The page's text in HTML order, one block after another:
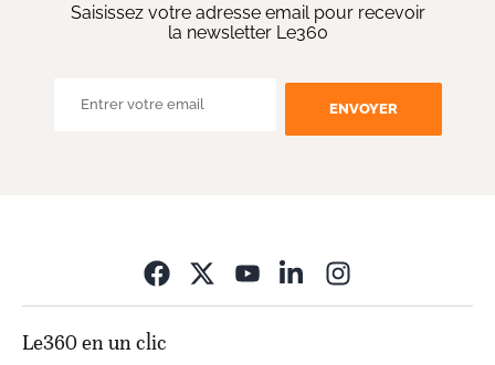
Saisissez votre adresse email pour recevoir
la newsletter Le360
ENVOYER
Le360 en un clic